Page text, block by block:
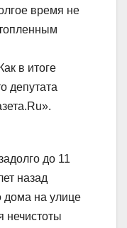
время не
в итоге
депутата
до 11
назад
дома на улице
нечистоты